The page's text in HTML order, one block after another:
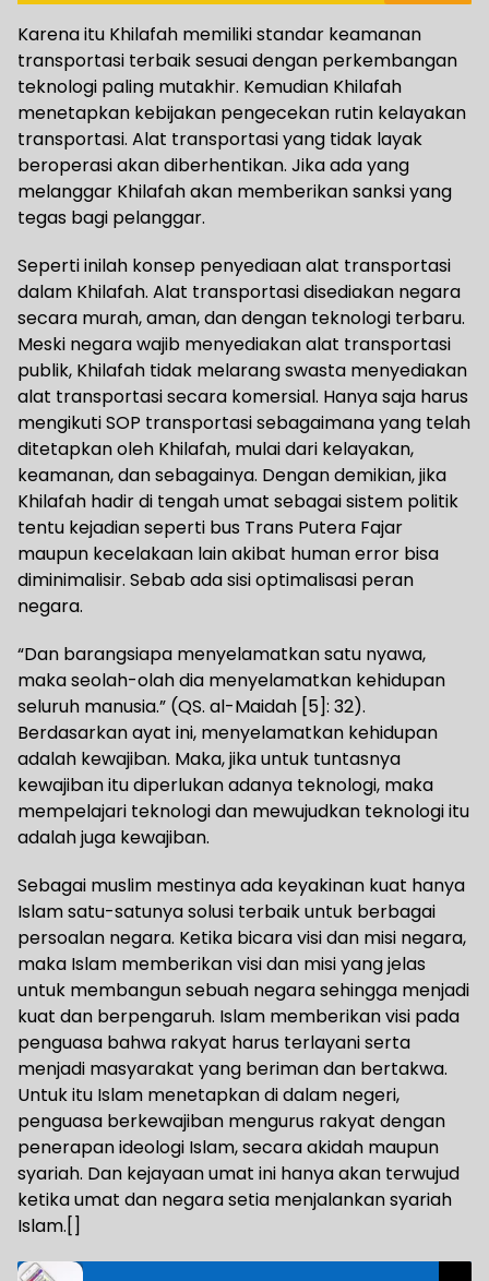
Karena itu Khilafah memiliki standar keamanan
transportasi terbaik sesuai dengan perkembangan
teknologi paling mutakhir. Kemudian Khilafah
menetapkan kebijakan pengecekan rutin kelayakan
transportasi. Alat transportasi yang tidak layak
beroperasi akan diberhentikan. Jika ada yang
melanggar Khilafah akan memberikan sanksi yang
tegas bagi pelanggar.
Seperti inilah konsep penyediaan alat transportasi
dalam Khilafah. Alat transportasi disediakan negara
secara murah, aman, dan dengan teknologi terbaru.
Meski negara wajib menyediakan alat transportasi
publik, Khilafah tidak melarang swasta menyediakan
alat transportasi secara komersial. Hanya saja harus
mengikuti SOP transportasi sebagaimana yang telah
ditetapkan oleh Khilafah, mulai dari kelayakan,
keamanan, dan sebagainya. Dengan demikian, jika
Khilafah hadir di tengah umat sebagai sistem politik
tentu kejadian seperti bus Trans Putera Fajar
maupun kecelakaan lain akibat human error bisa
diminimalisir. Sebab ada sisi optimalisasi peran
negara.
“Dan barangsiapa menyelamatkan satu nyawa,
maka seolah-olah dia menyelamatkan kehidupan
seluruh manusia.” (QS. al-Maidah [5]: 32).
Berdasarkan ayat ini, menyelamatkan kehidupan
adalah kewajiban. Maka, jika untuk tuntasnya
kewajiban itu diperlukan adanya teknologi, maka
mempelajari teknologi dan mewujudkan teknologi itu
adalah juga kewajiban.
Sebagai muslim mestinya ada keyakinan kuat hanya
Islam satu-satunya solusi terbaik untuk berbagai
persoalan negara. Ketika bicara visi dan misi negara,
maka Islam memberikan visi dan misi yang jelas
untuk membangun sebuah negara sehingga menjadi
kuat dan berpengaruh. Islam memberikan visi pada
penguasa bahwa rakyat harus terlayani serta
menjadi masyarakat yang beriman dan bertakwa.
Untuk itu Islam menetapkan di dalam negeri,
penguasa berkewajiban mengurus rakyat dengan
penerapan ideologi Islam, secara akidah maupun
syariah. Dan kejayaan umat ini hanya akan terwujud
ketika umat dan negara setia menjalankan syariah
Islam.[]